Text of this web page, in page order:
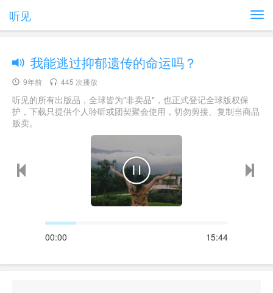
听见
我能逃过抑郁遗传的命运吗？
9年前 445 次播放
听见的所有出版品，全球皆为"非卖品"，也正式登记全球版权保
护，下载只提供个人聆听或团契聚会使用，切勿剪接、复制当商品
贩卖。
00:00 15:44